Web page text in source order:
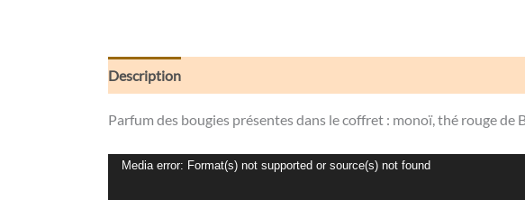
Description
Parfum des bougies présentes dans le coffret : monoï, thé rouge de
Lecteur
Media error: Format(s) not supported or source(s) not found